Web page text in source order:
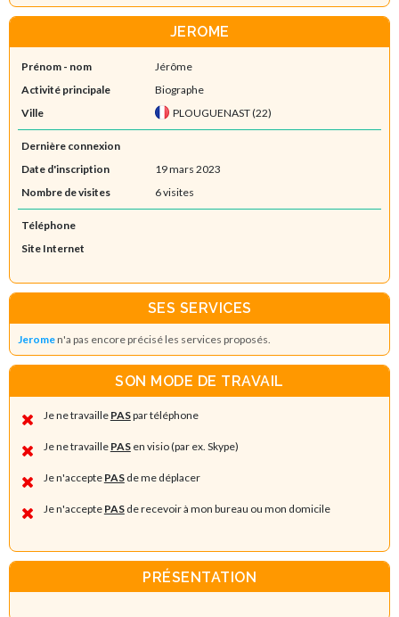
JEROME
Prénom - nom
Jérôme
Activité principale
Biographe
Ville
PLOUGUENAST (22)
Dernière connexion
Date d'inscription
19 mars 2023
Nombre de visites
6 visites
Téléphone
Site Internet
SES SERVICES
Jeromen'a pas encore précisé les services proposés.
SON MODE DE TRAVAIL
Je ne travaille PASpar téléphone
Je ne travaille PASen visio (par ex. Skype)
Je n'accepte PASde me déplacer
Je n'accepte PASde recevoir à mon bureau ou mon domicile
PRÉSENTATION